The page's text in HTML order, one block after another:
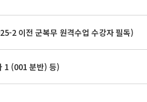
2 이전 군복무 원격수업 수강자 필독)
1 (001 분반) 등)